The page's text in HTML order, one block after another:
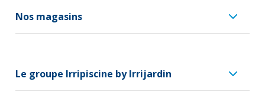
Nos magasins
Le groupe Irripiscine by Irrijardin